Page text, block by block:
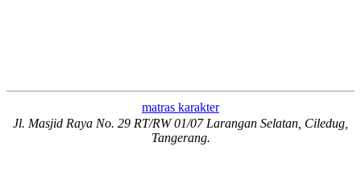
matras karakter
Jl. Masjid Raya No. 29 RT/RW 01/07 Larangan Selatan, Ciledug,
Tangerang.